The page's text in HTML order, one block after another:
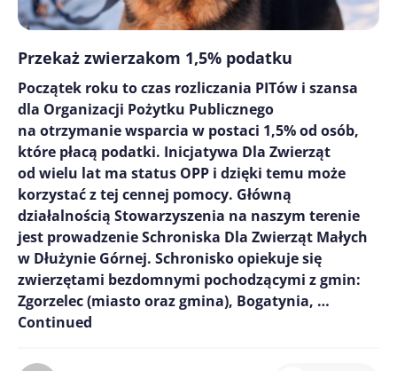
Przekaż zwierzakom 1,5% podatku
Początek roku to czas rozliczania PITów i szansa
dla Organizacji Pożytku Publicznego
na otrzymanie wsparcia w postaci 1,5% od osób,
które płacą podatki. Inicjatywa Dla Zwierząt
od wielu lat ma status OPP i dzięki temu może
korzystać z tej cennej pomocy. Główną
działalnością Stowarzyszenia na naszym terenie
jest prowadzenie Schroniska Dla Zwierząt Małych
w Dłużynie Górnej. Schronisko opiekuje się
zwierzętami bezdomnymi pochodzącymi z gmin:
Zgorzelec (miasto oraz gmina), Bogatynia, …
Continued